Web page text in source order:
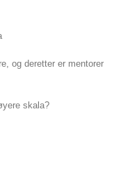
og deretter er mentorer
skala?